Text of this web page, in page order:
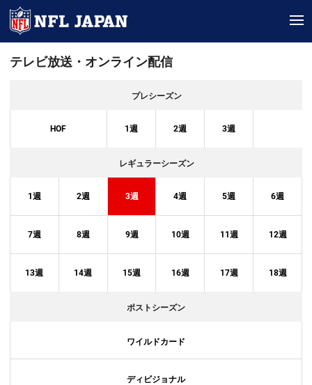
テレビ放送・オンライン配信
プレシーズン
HOF 1週 2週 3週
レギュラーシーズン
1週 2週 3週 4週 5週 6週
7週 8週 9週 10週 11週 12週
13週 14週 15週 16週 17週 18週
ポストシーズン
ワイルドカード
ディビジョナル